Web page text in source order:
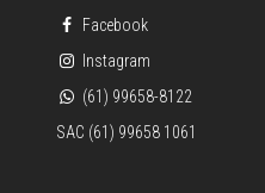
Facebook
Instagram
(61) 99658-8122
SAC (61) 99658 1061